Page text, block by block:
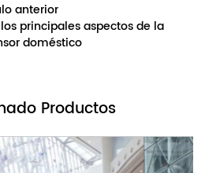
anterior
los principales aspectos de la
doméstico
Productos